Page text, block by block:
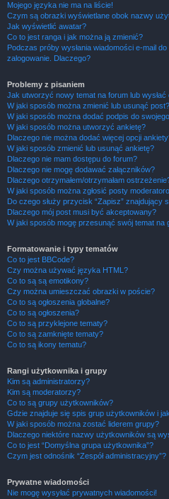
Mojego języka nie ma na liście!
Czym są obrazki wyświetlane obok nazwy
Jak wyświetlić awatar?
Co to jest ranga i jak można ją zmienić?
Podczas próby wysłania wiadomości e-mail
zalogowanie. Dlaczego?
Problemy z pisaniem
Jak utworzyć nowy temat na forum lub wysłać
W jaki sposób można zmienić lub usunąć post?
W jaki sposób można dodać podpis do
W jaki sposób można utworzyć ankietę?
Dlaczego nie można dodać więcej opcji
W jaki sposób zmienić lub usunąć ankietę?
Dlaczego nie mam dostępu do forum?
Dlaczego nie mogę dodawać załączników?
Dlaczego otrzymałem/otrzymałam
W jaki sposób można zgłosić posty
Do czego służy przycisk “Zapisz” znajdujący
Dlaczego mój post musi być akceptowany?
W jaki sposób mogę przesunąć swój temat na
Formatowanie i typy tematów
Co to jest BBCode?
Czy można używać języka HTML?
Co to są są emotikony?
Czy można umieszczać obrazki w poście?
Co to są ogłoszenia globalne?
Co to są ogłoszenia?
Co to są przyklejone tematy?
Co to są zamknięte tematy?
Co to są ikony tematu?
Rangi użytkownika i grupy
Kim są administratorzy?
Kim są moderatorzy?
Co to są grupy użytkowników?
Gdzie znajduje się spis grup użytkowników i
W jaki sposób można zostać liderem grupy?
Dlaczego niektóre nazwy użytkowników są
Co to jest “Domyślna grupa użytkownika”?
Czym jest odnośnik “Zespół administracyjny”?
Prywatne wiadomości
Nie mogę wysyłać prywatnych wiadomości!